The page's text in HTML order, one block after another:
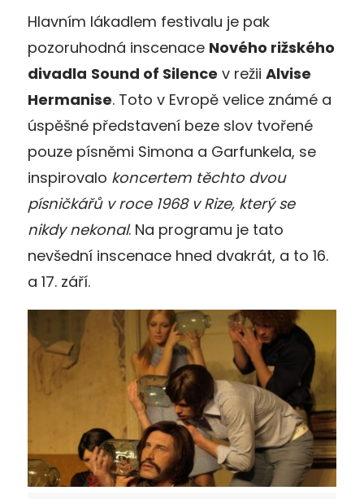
Hlavním lákadlem festivalu je pak
pozoruhodná inscenace Nového rižského
divadla Sound of Silence v režii Alvise
Hermanise. Toto v Evropě velice známé a
úspěšné představení beze slov tvořené
pouze písněmi Simona a Garfunkela, se
inspirovalo koncertem těchto dvou
písničkářů v roce 1968 v Rize, který se
nikdy nekonal. Na programu je tato
nevšední inscenace hned dvakrát, a to 16.
a 17. září.